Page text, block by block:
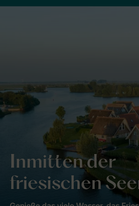
Inmitten der
friesischen